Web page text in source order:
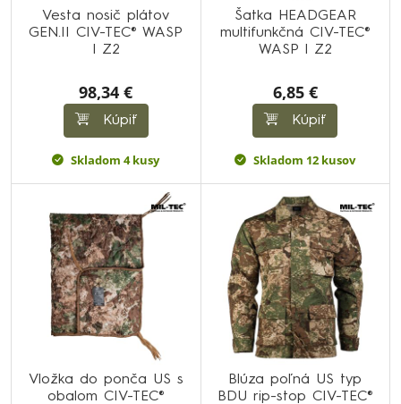
Vesta nosič plátov
GEN.II CIV-TEC® WASP
I Z2
98,34 €
Kúpiť
Skladom 4 kusy
Šatka HEADGEAR
multifunkčná CIV-TEC®
WASP I Z2
6,85 €
Kúpiť
Skladom 12 kusov
Vložka do ponča US s
obalom CIV-TEC®
Blúza poľná US typ
BDU rip-stop CIV-TEC®